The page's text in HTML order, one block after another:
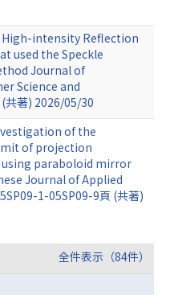
High-intensity Reflection
used the Speckle
Journal of
Science and
著) 2026/05/30
of the
of projection
paraboloid mirror
Journal of Applied
1-05SP09-9頁 (共著)
全件表示（84件）